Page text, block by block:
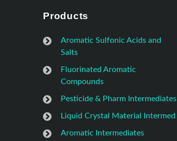
Products
Aromatic Sulfonic Acids and
Salts
Fluorinated Aromatic
Compounds
Pesticide & Pharm Intermediates
Liquid Crystal Material Intermed
Aromatic Intermediates